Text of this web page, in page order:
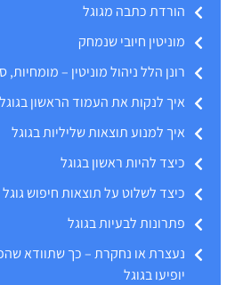
הורדת כתבה מגוגל
מוניטין חיובי שנמחק
רונן הלל ניהול מוניטין – מומחיות,
איך לנקות את העמוד הראשון בגוגל
איך למנוע תוצאות שליליות בגוגל
כיצד להיות ראשון בגוגל
כיצד לשלוט על תוצאות חיפוש גוגל
פתרונות לבעיות בגוגל
נעצרת או נחקרת – כך שתוודא
יופיעו בגוגל